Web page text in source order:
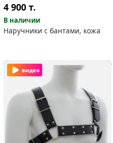
4 900т.
В наличии
Наручники с бантами, кожа
видео